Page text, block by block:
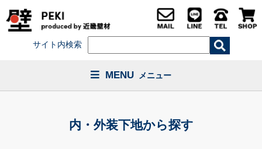
サイト内検索
MENU メニュー
内・外装下地から探す